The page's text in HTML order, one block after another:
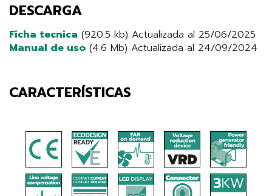
DESCARGA
Ficha tecnica (920.5 kb) Actualizada al 25/06/2025
Manual de uso (4.6 Mb) Actualizada al 24/09/2024
CARACTERÍSTICAS